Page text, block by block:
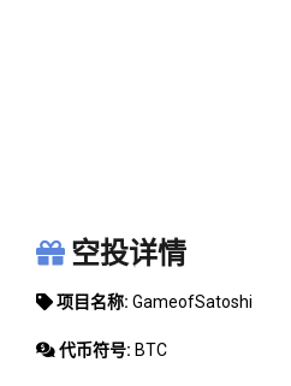
空投详情
项目名称: GameofSatoshi
代币符号: BTC